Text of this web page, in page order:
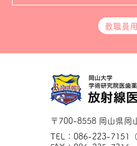
〒700-8558 岡山県岡
TEL：086-223-7151（
教職員